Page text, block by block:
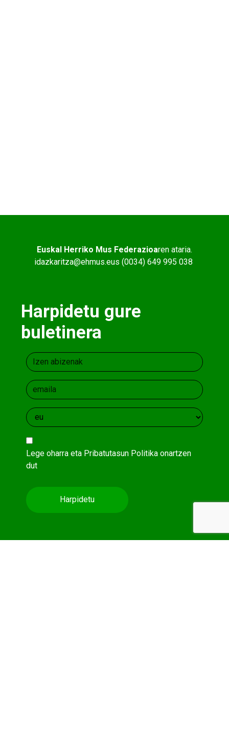
Euskal Herriko Mus Federazioaren ataria.
idazkaritza@ehmus.eus (0034) 649 995 038
Harpidetu gure
buletinera
Lege oharraeta Pribatutasun Politikaonartzen
dut